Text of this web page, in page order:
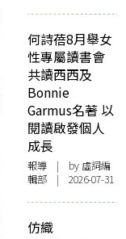
何詩蓓8月舉女
性專屬讀書會
共讀西西及
Bonnie
Garmus名著 以
閱讀啟發個人
成長
報導 | by 虛詞編
輯部 | 2026-07-31
仿織